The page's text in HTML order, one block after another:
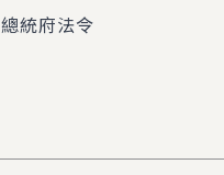
總統府法令